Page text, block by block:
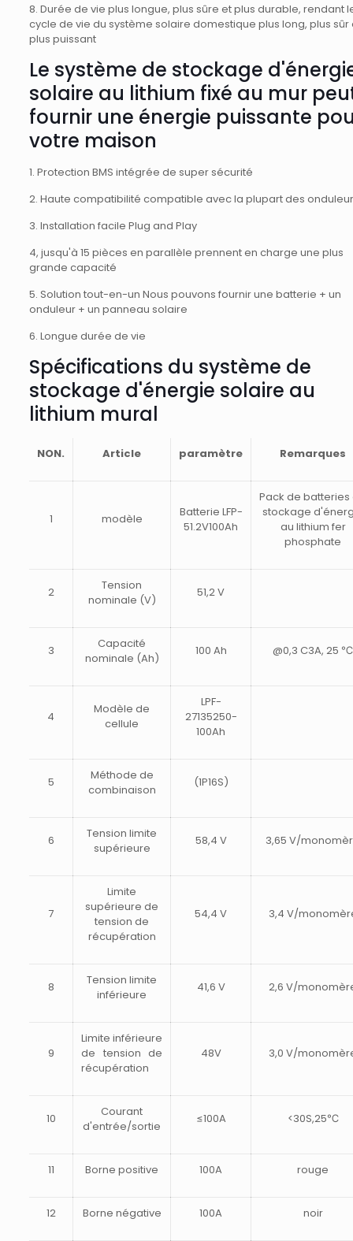
8. Durée de vie plus longue, plus sûre et plus durable, rendant
cycle de vie du système solaire domestique plus long, plus sûr
plus puissant
Le système de stockage
solaire au lithium fixé au mur
fournir une énergie puissante
votre maison
1. Protection BMS intégrée de super sécurité
2. Haute compatibilité compatible avec la plupart des
3. Installation facile Plug and Play
4, jusqu'à 15 pièces en parallèle prennent en charge une plus
grande capacité
5. Solution tout-en-un Nous pouvons fournir une batterie + un
onduleur + un panneau solaire
6. Longue durée de vie
Spécifications du système de
stockage d'énergie solaire au
lithium mural
NON. Article paramètre Remarques
1 modèle
Batterie LFP-
51.2V100Ah
Pack de batteries
stockage
au lithium fer
phosphate
2
Tension
nominale (V)
51,2 V
3
Capacité
nominale (Ah)
100 Ah @0,3 C3A, 25 ℃
4
Modèle de
cellule
LPF-
27135250-
100Ah
5
Méthode de
combinaison
(1P16S)
6
Tension limite
supérieure
58,4 V 3,65 V/
7
Limite
supérieure de
tension de
récupération
54,4 V 3,4 V/
8
Tension limite
inférieure
41,6 V 2,6 V/
9
Limite inférieure
de tension de
récupération
48V 3,0 V/
10
Courant
d'entrée/sortie
≤100A <30S,25℃
11 Borne positive 100A rouge
12 Borne négative 100A noir